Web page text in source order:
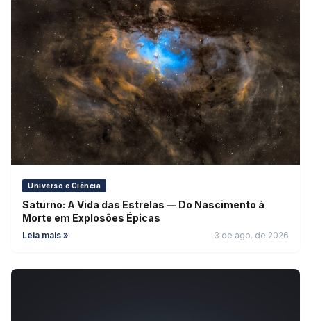
Universo e Ciência
Saturno: A Vida das Estrelas — Do Nascimento à
Morte em Explosões Épicas
Leia mais » 3 de ago. de 2026